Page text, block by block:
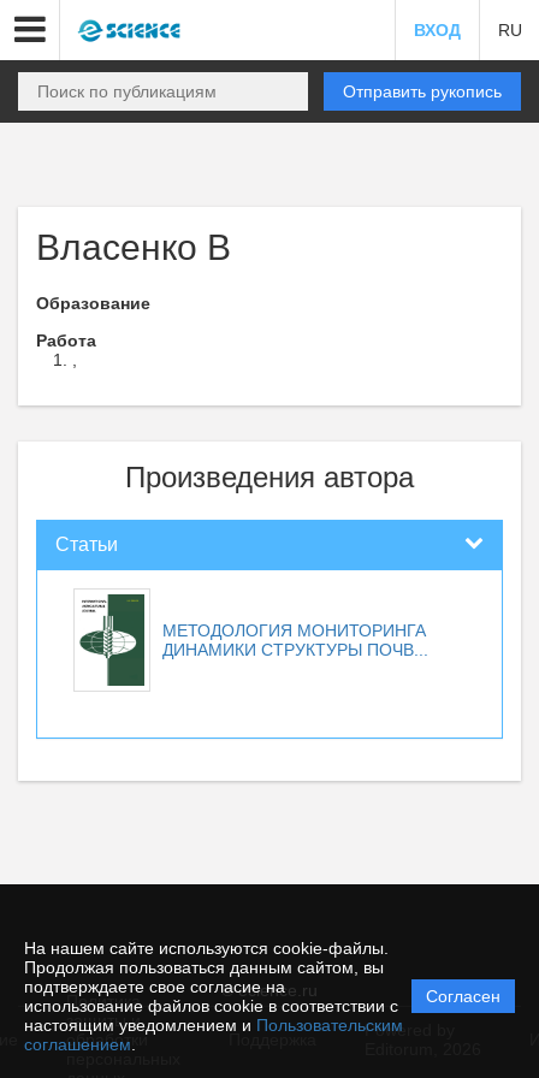
На нашем сайте используются cookie-файлы.
Продолжая пользоваться данным сайтом, вы
подтверждаете свое согласие на
использование файлов cookie в соответствии с
настоящим уведомлением и Пользовательским
соглашением
Согласен
ВХОД RU
Отправить рукопись
Власенко В
Образование
Работа
Произведения автора
Статьи
МЕТОДОЛОГИЯ МОНИТОРИНГА
ДИНАМИКИ СТРУКТУРЫ ПОЧВ...
© ecience.ru
Политика
защиты и
обработки
Powered by